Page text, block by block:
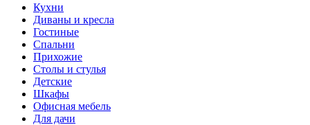
Кухни
Диваны и кресла
Гостиные
Спальни
Прихожие
Столы и стулья
Детские
Шкафы
Офисная мебель
Для дачи